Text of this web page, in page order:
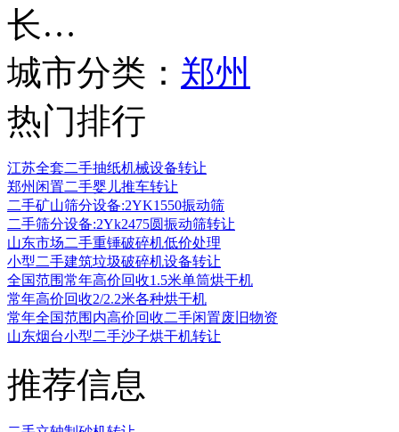
长…
城市分类： 郑州
热门排行
江苏全套二手抽纸机械设备转让
郑州闲置二手婴儿推车转让
二手矿山筛分设备:2YK1550振动筛
二手筛分设备:2Yk2475圆振动筛转让
山东市场二手重锤破碎机低价处理
小型二手建筑垃圾破碎机设备转让
全国范围常年高价回收1.5米单筒烘干机
常年高价回收2/2.2米各种烘干机
常年全国范围内高价回收二手闲置废旧物资
山东烟台小型二手沙子烘干机转让
推荐信息